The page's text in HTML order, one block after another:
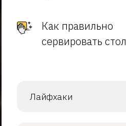
Как правильно
сервировать стол
Лайфхаки